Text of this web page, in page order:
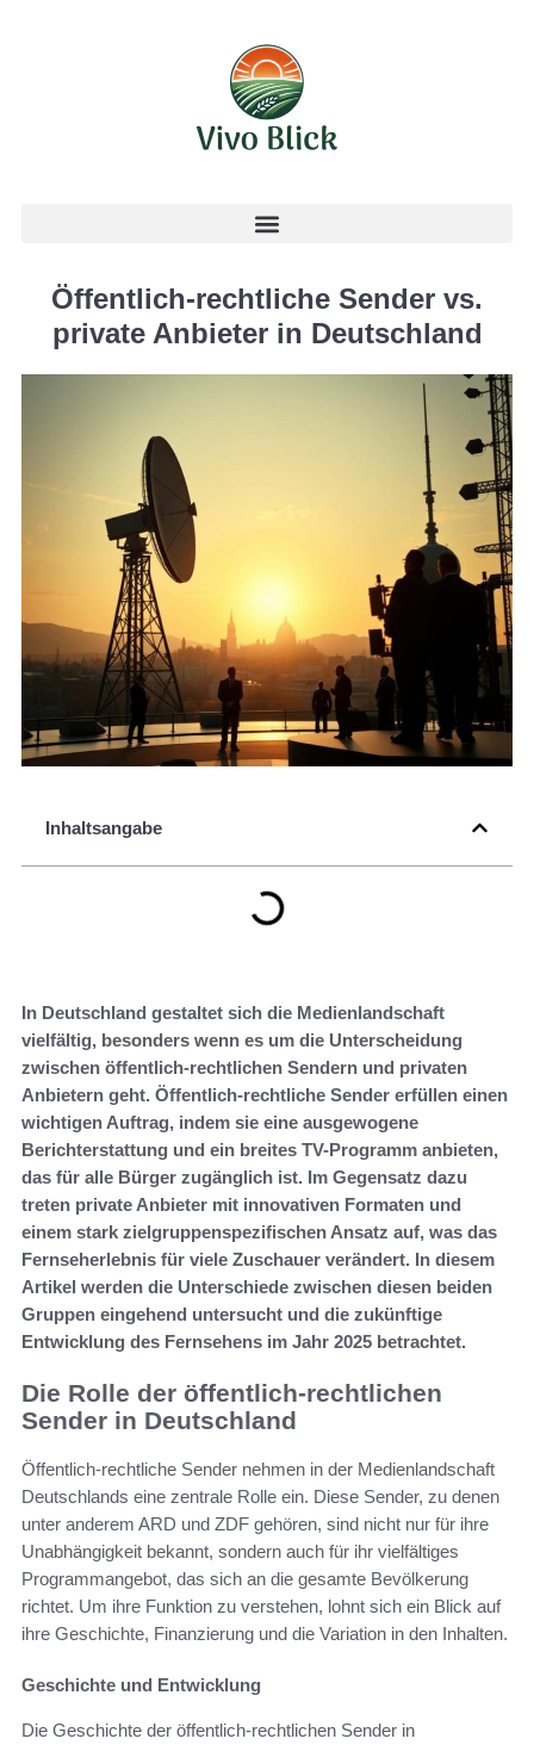
Öffentlich-rechtliche Sender vs.
private Anbieter in Deutschland
Inhaltsangabe
In Deutschland gestaltet sich die Medienlandschaft
vielfältig, besonders wenn es um die Unterscheidung
zwischen öffentlich-rechtlichen Sendern und privaten
Anbietern geht. Öffentlich-rechtliche Sender erfüllen einen
wichtigen Auftrag, indem sie eine ausgewogene
Berichterstattung und ein breites TV-Programm anbieten,
das für alle Bürger zugänglich ist. Im Gegensatz dazu
treten private Anbieter mit innovativen Formaten und
einem stark zielgruppenspezifischen Ansatz auf, was das
Fernseherlebnis für viele Zuschauer verändert. In diesem
Artikel werden die Unterschiede zwischen diesen beiden
Gruppen eingehend untersucht und die zukünftige
Entwicklung des Fernsehens im Jahr 2025 betrachtet.
Die Rolle der öffentlich-rechtlichen
Sender in Deutschland
Öffentlich-rechtliche Sender nehmen in der Medienlandschaft
Deutschlands eine zentrale Rolle ein. Diese Sender, zu denen
unter anderem ARD und ZDF gehören, sind nicht nur für ihre
Unabhängigkeit bekannt, sondern auch für ihr vielfältiges
Programmangebot, das sich an die gesamte Bevölkerung
richtet. Um ihre Funktion zu verstehen, lohnt sich ein Blick auf
ihre Geschichte, Finanzierung und die Variation in den Inhalten.
Geschichte und Entwicklung
Die Geschichte der öffentlich-rechtlichen Sender in